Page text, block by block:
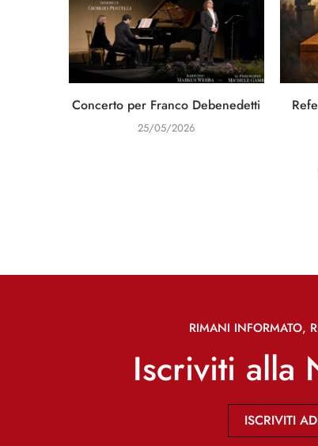
Concerto per Franco Debenedetti
25/05/2026
RIMANI INFORMATO,
Iscriviti alla
ISCRIVITI